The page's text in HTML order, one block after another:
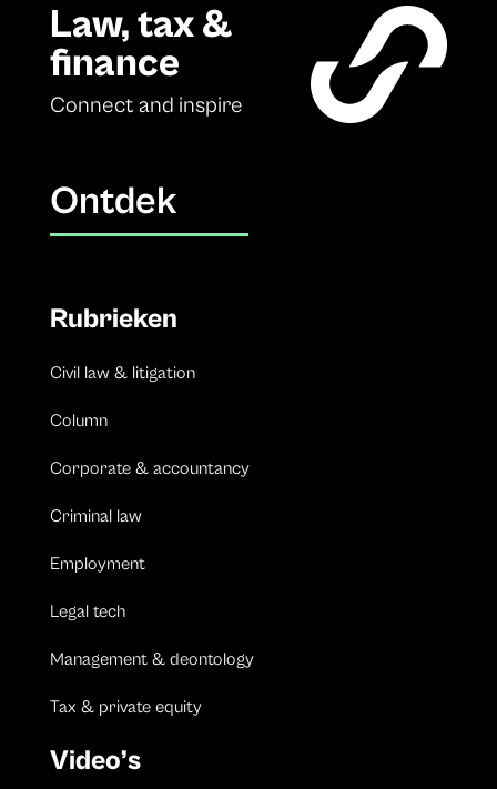
Law, tax &
finance
Connect and inspire
Ontdek
Rubrieken
Civil law & litigation
Column
Corporate & accountancy
Criminal law
Employment
Legal tech
Management & deontology
Tax & private equity
Video’s